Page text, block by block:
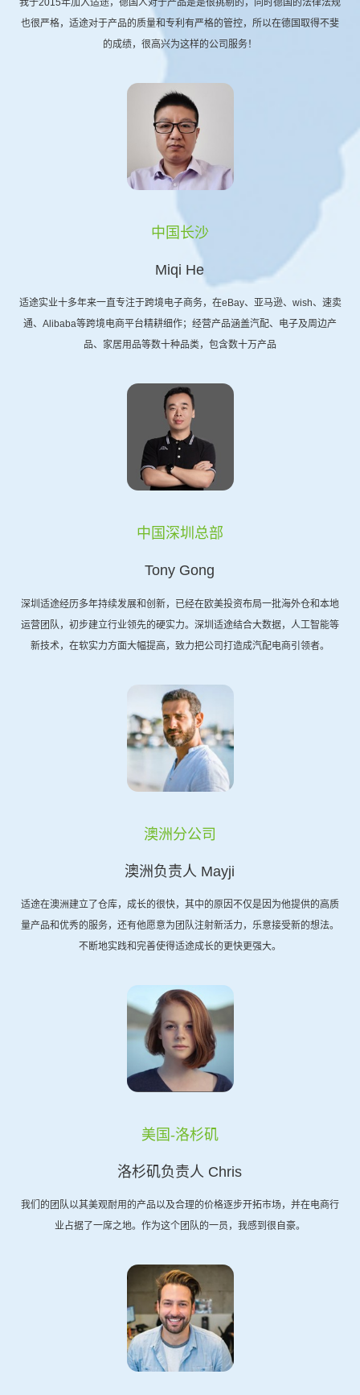
我于2015年加入适途，德国人对于产品是是很挑剔的，同时德国的法律法规
也很严格，适途对于产品的质量和专利有严格的管控，所以在德国取得不斐
的成绩，很高兴为这样的公司服务！
中国长沙
Miqi He
适途实业十多年来一直专注于跨境电子商务，在eBay、亚马逊、wish、速卖
通、Alibaba等跨境电商平台精耕细作；经营产品涵盖汽配、电子及周边产
品、家居用品等数十种品类，包含数十万产品
中国深圳总部
Tony Gong
深圳适途经历多年持续发展和创新，已经在欧美投资布局一批海外仓和本地
运营团队，初步建立行业领先的硬实力。深圳适途结合大数据，人工智能等
新技术，在软实力方面大幅提高，致力把公司打造成汽配电商引领者。
澳洲分公司
澳洲负责人 Mayji
适途在澳洲建立了仓库，成长的很快，其中的原因不仅是因为他提供的高质
量产品和优秀的服务，还有他愿意为团队注射新活力，乐意接受新的想法。
不断地实践和完善使得适途成长的更快更强大。
美国-洛杉矶
洛杉矶负责人 Chris
我们的团队以其美观耐用的产品以及合理的价格逐步开拓市场，并在电商行
业占据了一席之地。作为这个团队的一员，我感到很自豪。